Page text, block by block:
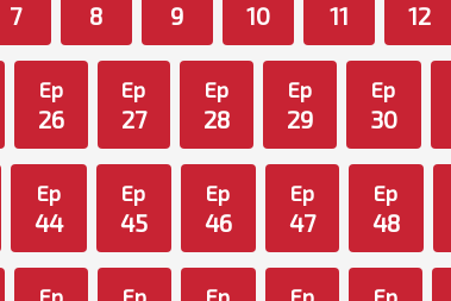
7 8 9 10 11 12
Ep
26
Ep
27
Ep
28
Ep
29
Ep
30
Ep
44
Ep
45
Ep
46
Ep
47
Ep
48